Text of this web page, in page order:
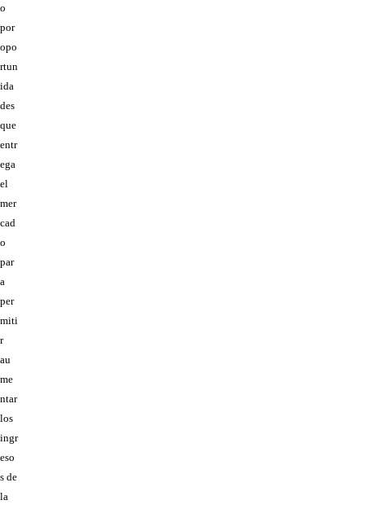
o
por
opo
rtun
ida
des
que
entr
ega
el
mer
cad
o
par
a
per
miti
r
au
me
ntar
los
ingr
eso
s de
la